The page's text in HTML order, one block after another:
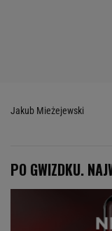
Jakub Mieżejewski